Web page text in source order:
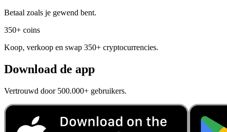
Betaal zoals je gewend bent.
350+ coins
Koop, verkoop en swap 350+ cryptocurrencies.
Download de app
Vertrouwd door 500.000+ gebruikers.